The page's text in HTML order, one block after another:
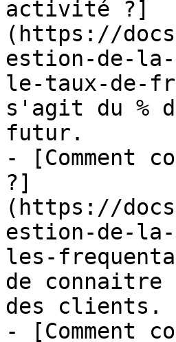
activité ?]
(https://
estion-de-la-
le-taux-de-
s'agit du %
futur.
- [Comment
?]
(https://
estion-de-la-
les-
de
des clients.
- [Comment